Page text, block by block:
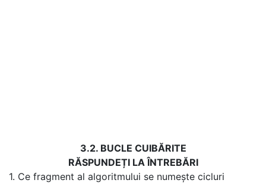
3.2. BUCLE CUIBĂRITE
RĂSPUNDEȚI LA ÎNTREBĂRI
1. Ce fragment al algoritmului se numește cicluri